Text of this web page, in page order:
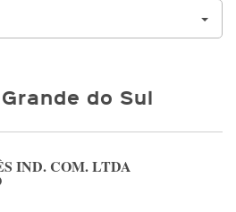
do Sul
IND. COM. LTDA